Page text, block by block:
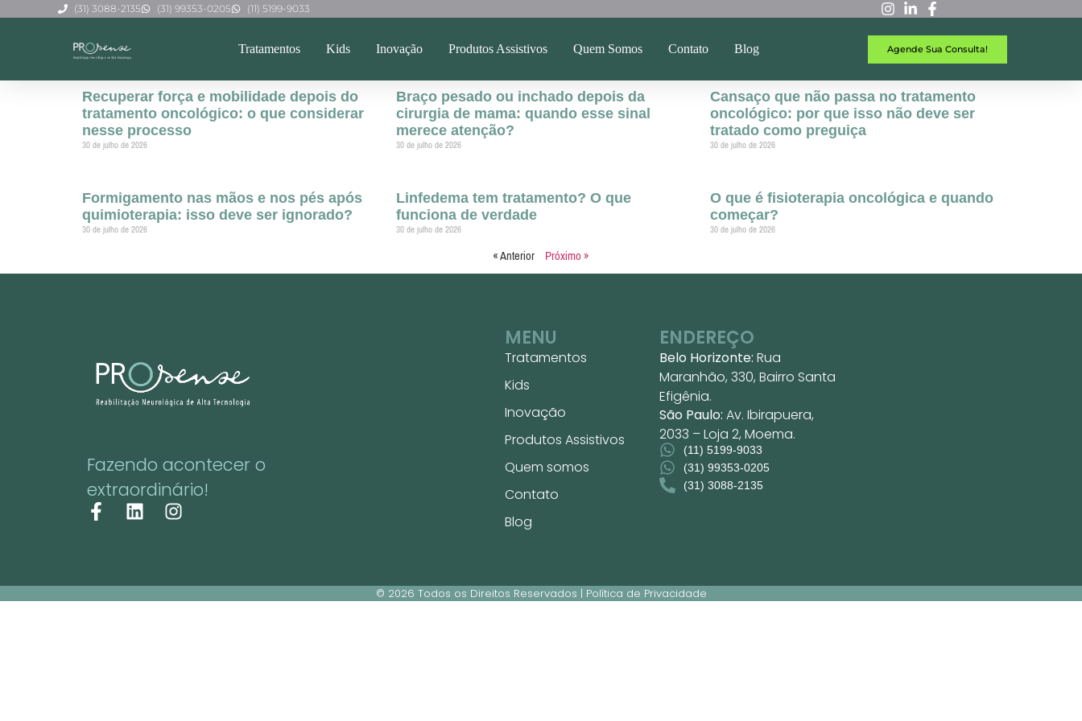
(31) 3088-2135 (31) 99353-0205 (11) 5199-9033
Tratamentos Kids Inovação Produtos Assistivos Quem Somos Contato Blog Agende Sua Consulta!
Recuperar força e mobilidade depois do
tratamento oncológico: o que considerar
nesse processo
30 de julho de 2026
Braço pesado ou inchado depois da
cirurgia de mama: quando esse sinal
merece atenção?
30 de julho de 2026
Cansaço que não passa no tratamento
oncológico: por que isso não deve ser
tratado como preguiça
30 de julho de 2026
Formigamento nas mãos e nos pés após
quimioterapia: isso deve ser ignorado?
30 de julho de 2026
Linfedema tem tratamento? O que
funciona de verdade
30 de julho de 2026
O que é fisioterapia oncológica e quando
começar?
30 de julho de 2026
« Anterior Próximo »
Fazendo acontecer o
extraordinário!
MENU
Tratamentos
Kids
Inovação
Produtos Assistivos
Quem somos
Contato
Blog
ENDEREÇO
Belo Horizonte: Rua
Maranhão, 330, Bairro Santa
Efigênia.
São Paulo: Av. Ibirapuera,
2033 – Loja 2, Moema.
(11) 5199-9033
(31) 99353-0205
(31) 3088-2135
© 2026 Todos os Direitos Reservados | Política de Privacidade